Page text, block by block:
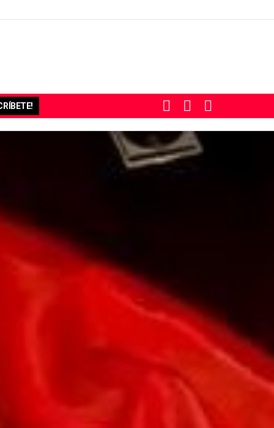
SWITCH
SKIN
BUSCAR